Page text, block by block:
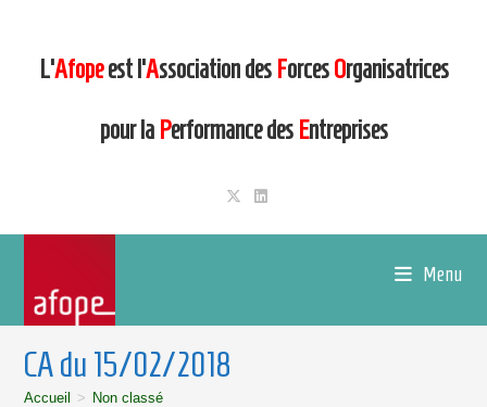
L’Afopeest l’Association des ForcesOrganisatrices
pour la Performance des Entreprises
Menu
CA du 15/02/2018
Accueil > Non classé